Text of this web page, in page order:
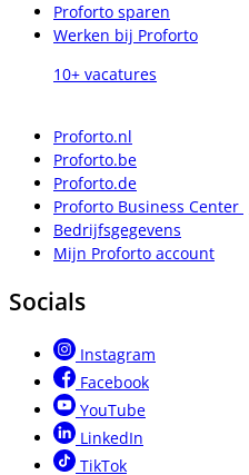
Proforto sparen
Werken bij Proforto
10+ vacatures
Proforto.nl
Proforto.be
Proforto.de
Proforto Business Center
Bedrijfsgegevens
Mijn Proforto account
Socials
Instagram
Facebook
YouTube
LinkedIn
TikTok